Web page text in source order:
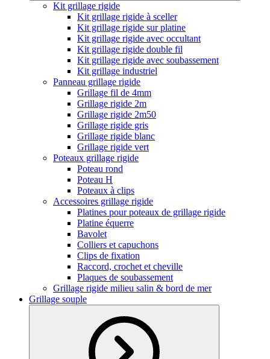
Kit grillage rigide
Kit grillage rigide à sceller
Kit grillage rigide sur platine
Kit grillage rigide avec occultant
Kit grillage rigide double fil
Kit grillage rigide avec soubassement
Kit grillage industriel
Panneau grillage rigide
Grillage fil de 4mm
Grillage rigide 2m
Grillage rigide 2m50
Grillage rigide gris
Grillage rigide blanc
Grillage rigide vert
Poteaux grillage rigide
Poteau rond
Poteau H
Poteaux à clips
Accessoires grillage rigide
Platines pour poteaux de grillage rigide
Platine équerre
Bavolet
Colliers et capuchons
Clips de fixation
Raccord, crochet et cheville
Plaques de soubassement
Grillage rigide milieu salin & bord de mer
Grillage souple